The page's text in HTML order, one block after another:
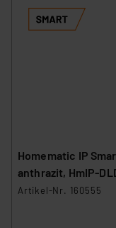
Homematic IP
anthrazit, HmIP-
Artikel-Nr. 160555